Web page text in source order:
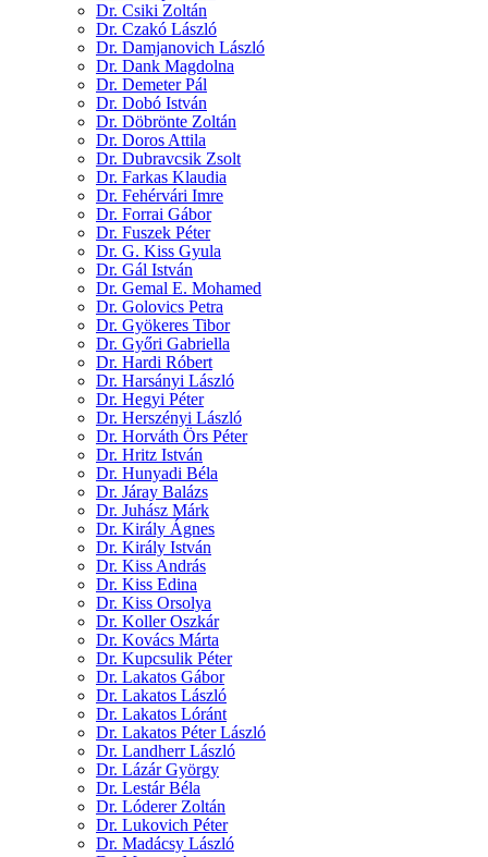
Dr. Csiki Zoltán
Dr. Czakó László
Dr. Damjanovich László
Dr. Dank Magdolna
Dr. Demeter Pál
Dr. Dobó István
Dr. Döbrönte Zoltán
Dr. Doros Attila
Dr. Dubravcsik Zsolt
Dr. Farkas Klaudia
Dr. Fehérvári Imre
Dr. Forrai Gábor
Dr. Fuszek Péter
Dr. G. Kiss Gyula
Dr. Gál István
Dr. Gemal E. Mohamed
Dr. Golovics Petra
Dr. Gyökeres Tibor
Dr. Győri Gabriella
Dr. Hardi Róbert
Dr. Harsányi László
Dr. Hegyi Péter
Dr. Herszényi László
Dr. Horváth Örs Péter
Dr. Hritz István
Dr. Hunyadi Béla
Dr. Járay Balázs
Dr. Juhász Márk
Dr. Király Ágnes
Dr. Király István
Dr. Kiss András
Dr. Kiss Edina
Dr. Kiss Orsolya
Dr. Koller Oszkár
Dr. Kovács Márta
Dr. Kupcsulik Péter
Dr. Lakatos Gábor
Dr. Lakatos László
Dr. Lakatos Lóránt
Dr. Lakatos Péter László
Dr. Landherr László
Dr. Lázár György
Dr. Lestár Béla
Dr. Lóderer Zoltán
Dr. Lukovich Péter
Dr. Madácsy László